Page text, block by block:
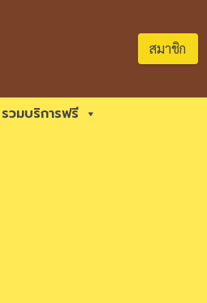
สมาชิก
รวมบริการฟรี